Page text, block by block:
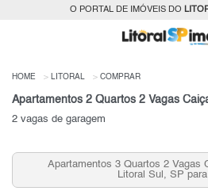
O PORTAL DE IMÓVEIS DO
HOME LITORAL COMPRAR
2 vagas de garagem
Apartamentos 3 Quartos 2 Vagas Caiçara,
Litoral Sul, SP para venda